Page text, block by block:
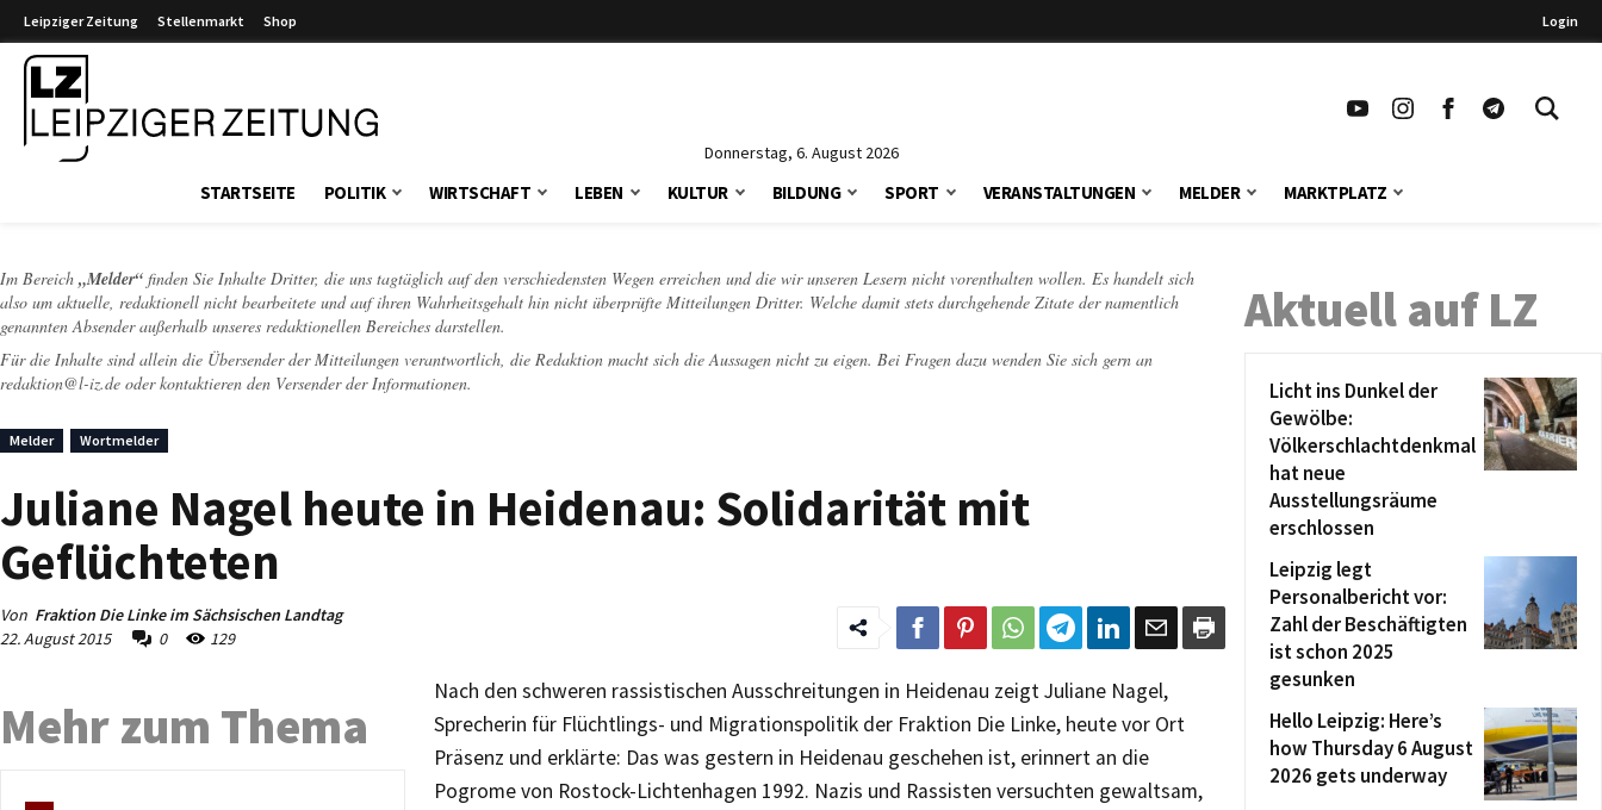
Leipziger Zeitung Stellenmarkt Shop Login
Donnerstag, 6. August 2026
STARTSEITE POLITIK WIRTSCHAFT LEBEN KULTUR BILDUNG SPORT VERANSTALTUNGEN MELDER MARKTPLATZ
Im Bereich „Melder“ finden Sie Inhalte Dritter, die uns tagtäglich auf den verschiedensten Wegen erreichen und die wir unseren Lesern nicht vorenthalten wollen. Es handelt sich
also um aktuelle, redaktionell nicht bearbeitete und auf ihren Wahrheitsgehalt hin nicht überprüfte Mitteilungen Dritter. Welche damit stets durchgehende Zitate der namentlich
genannten Absender außerhalb unseres redaktionellen Bereiches darstellen.
Für die Inhalte sind allein die Übersender der Mitteilungen verantwortlich, die Redaktion macht sich die Aussagen nicht zu eigen. Bei Fragen dazu wenden Sie sich gern an
redaktion@l-iz.de oder kontaktieren den Versender der Informationen.
Melder Wortmelder
Juliane Nagel heute in Heidenau: Solidarität mit
Geflüchteten
Von Fraktion Die Linke im Sächsischen Landtag
22. August 2015
0 129
Nach den schweren rassistischen Ausschreitungen in Heidenau zeigt Juliane Nagel,
Sprecherin für Flüchtlings- und Migrationspolitik der Fraktion Die Linke, heute vor Ort
Präsenz und erklärte: Das was gestern in Heidenau geschehen ist, erinnert an die
Pogrome von Rostock-Lichtenhagen 1992. Nazis und Rassisten versuchten gewaltsam,
Mehr zum Thema
Aktuell auf LZ
Licht ins Dunkel der
Gewölbe:
Völkerschlachtdenkmal
hat neue
Ausstellungsräume
erschlossen
Leipzig legt
Personalbericht vor:
Zahl der Beschäftigten
ist schon 2025
gesunken
Hello Leipzig: Here’s
how Thursday 6 August
2026 gets underway